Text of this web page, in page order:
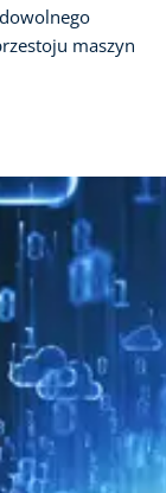
maszyn